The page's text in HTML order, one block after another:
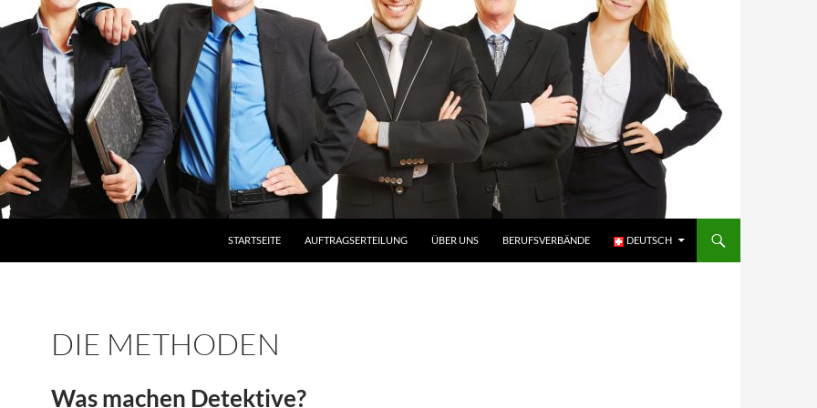
STARTSEITE AUFTRAGSERTEILUNG ÜBER UNS BERUFSVERBÄNDE DEUTSCH
DIE METHODEN
Was machen Detektive?